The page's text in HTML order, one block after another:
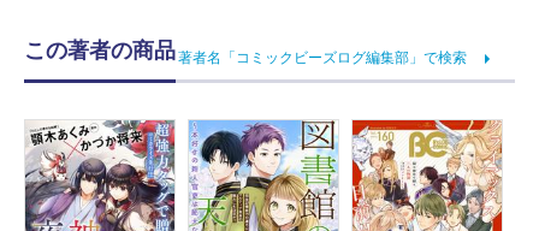
この著者の商品著者名「コミックビーズログ編集部」で検索